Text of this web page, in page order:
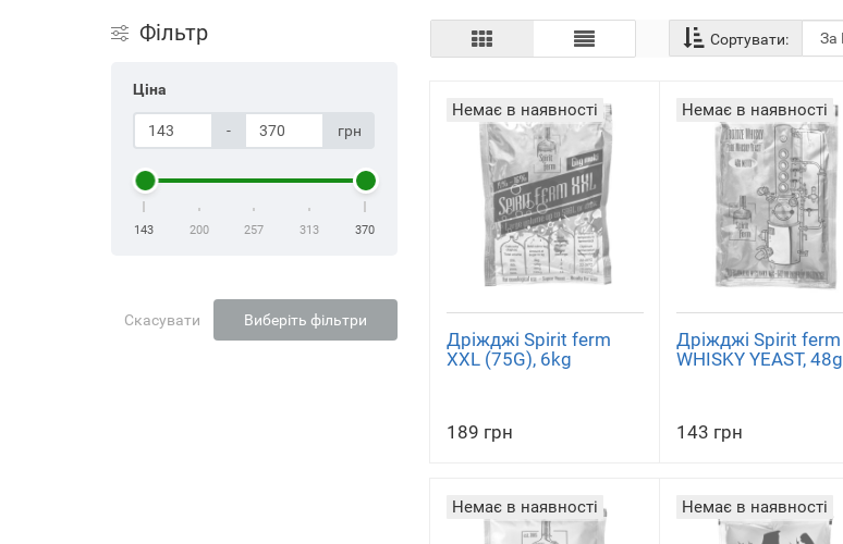
Фільтр
Ціна
- грн
143 200 257 313 370
Скасувати Виберіть фільтри
Сортувати:
Немає в наявності
Дріжджі Spirit ferm
XXL (75G), 6kg
189 грн
Немає в наявності
Дріжджі Spirit ferm
WHISKY YEAST, 48g
143 грн
Немає в наявності Немає в наявності